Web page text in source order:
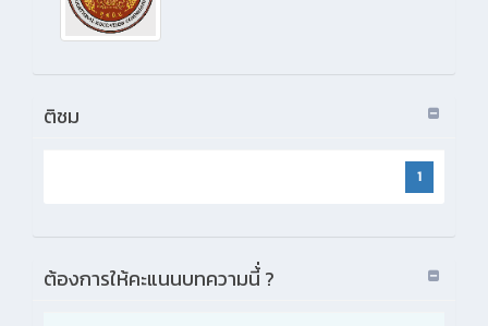
ติชม
1
ต้องการให้คะแนนบทความนี้่ ?